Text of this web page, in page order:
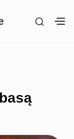
SHOW